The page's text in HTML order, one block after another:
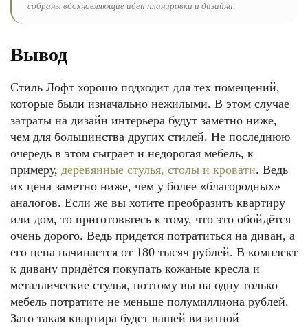
собраны вдохновляющие идеи планировки и дизайна.
Вывод
Стиль Лофт хорошо подходит для тех помещений,
которые были изначально нежилыми. В этом случае
затраты на дизайн интерьера будут заметно ниже,
чем для большинства других стилей. Не последнюю
очередь в этом сыграет и недорогая мебель, к
примеру, деревянные стулья, столы и кровати. Ведь
их цена заметно ниже, чем у более «благородных»
аналогов. Если же вы хотите преобразить квартиру
или дом, то приготовьтесь к тому, что это обойдётся
очень дорого. Ведь придется потратиться на диван, а
его цена начинается от 180 тысяч рублей. В комплект
к дивану придётся покупать кожаные кресла и
металлические стулья, поэтому вы на одну только
мебель потратите не меньше полумиллиона рублей.
Зато такая квартира будет вашей визитной